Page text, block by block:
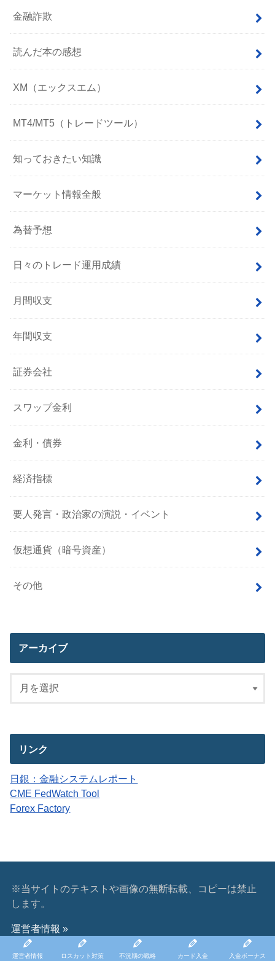
金融詐欺
読んだ本の感想
XM（エックスエム）
MT4/MT5（トレードツール）
知っておきたい知識
マーケット情報全般
為替予想
日々のトレード運用成績
月間収支
年間収支
証券会社
スワップ金利
金利・債券
経済指標
要人発言・政治家の演説・イベント
仮想通貨（暗号資産）
その他
アーカイブ
リンク
日銀：金融システムレポート
CME FedWatch Tool
Forex Factory
※当サイトのテキストや画像の無断転載、コピーは禁止
します。
運営者情報 »
運営者情報 ロスカット対策 不況期の戦略 カード入金 入金ボーナス